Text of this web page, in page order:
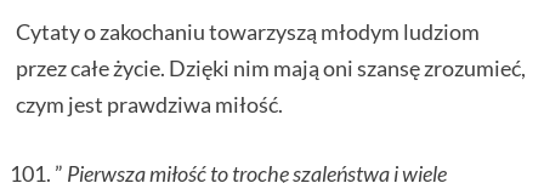
Cytaty o zakochaniu towarzyszą młodym ludziom
przez całe życie. Dzięki nim mają oni szansę zrozumieć,
czym jest prawdziwa miłość.
” Pierwsza miłość to trochę szaleństwa i wiele